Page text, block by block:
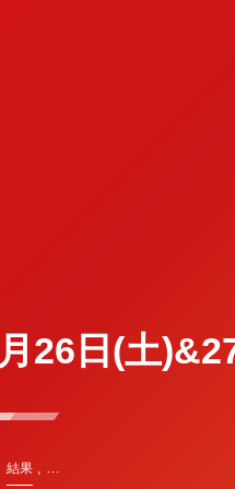
26日(土
結果, …